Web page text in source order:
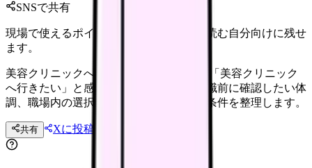
SNSで共有
現場で使えるポイントを、同僚やあとで読む自分向けに残せ
ます。
美容クリニックへ行きたい時の退職判断 「美容クリニック
へ行きたい」と感じる看護師さんへ。退職前に確認したい体
調、職場内の選択肢、法務面、次の職場条件を整理します。
共有 Xに投稿